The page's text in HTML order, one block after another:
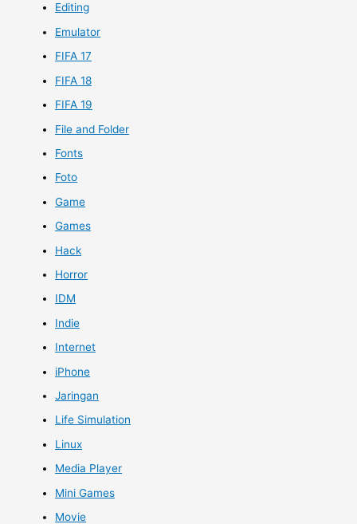
Editing
Emulator
FIFA 17
FIFA 18
FIFA 19
File and Folder
Fonts
Foto
Game
Games
Hack
Horror
IDM
Indie
Internet
iPhone
Jaringan
Life Simulation
Linux
Media Player
Mini Games
Movie